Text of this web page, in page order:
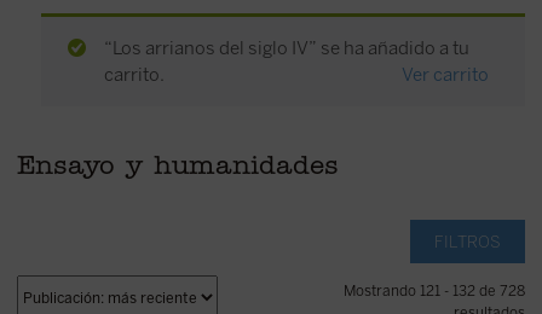
“Los arrianos del siglo IV” se ha añadido a tu
carrito.
Ver carrito
Ensayo y humanidades
FILTROS
Mostrando 121 - 132 de 728